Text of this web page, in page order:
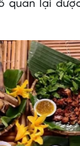
quấn lại